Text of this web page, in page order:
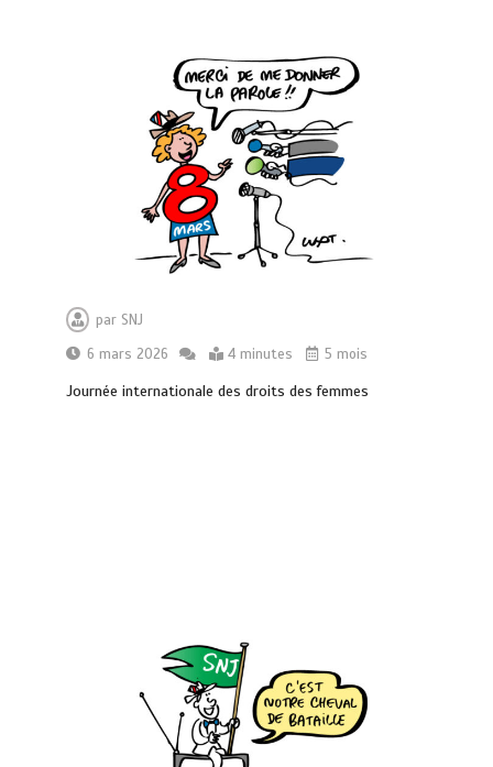
par SNJ
6 mars 2026
4 minutes 5 mois
Journée internationale des droits des femmes